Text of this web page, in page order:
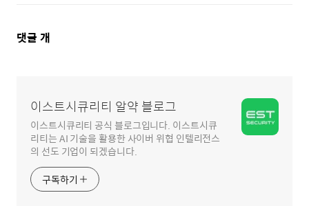
댓
댓글 개
이스트시큐리티 알약 블로그
이스트시큐리티 공식 블로그입니다. 이스트시큐
리티는 AI 기술을 활용한 사이버 위협 인텔리전스
의 선도 기업이 되겠습니다.
구독하기